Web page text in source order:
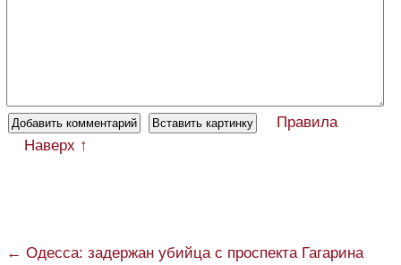
Правила
Наверх ↑
← Одесса: задержан убийца с проспекта Гагарина